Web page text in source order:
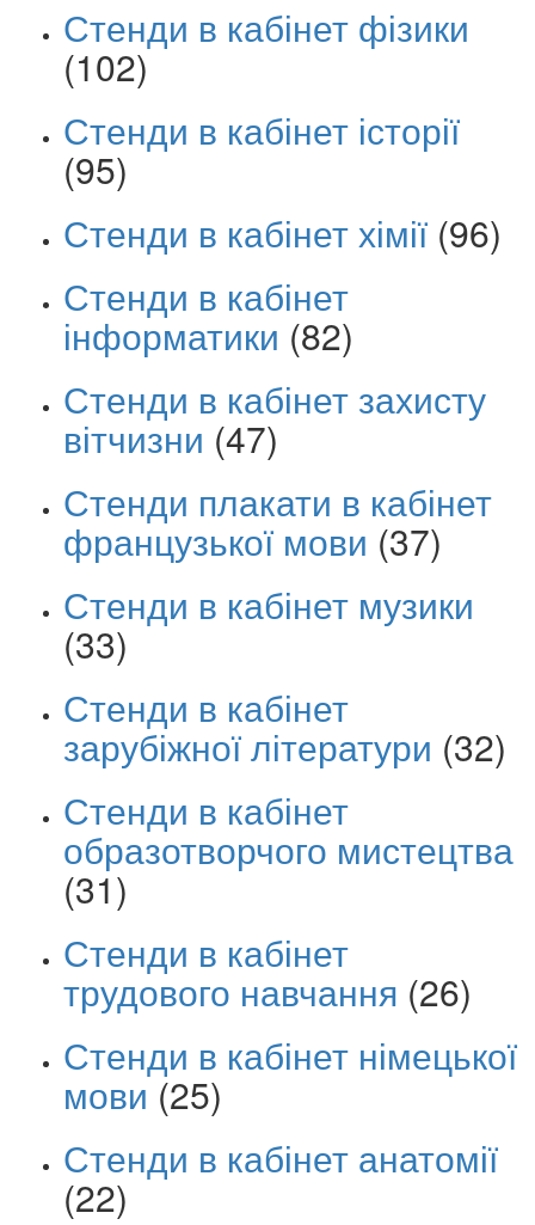
Стенди в кабінет фізики
(102)
Стенди в кабінет історії
(95)
Стенди в кабінет хімії (96)
Стенди в кабінет
інформатики (82)
Стенди в кабінет захисту
вітчизни (47)
Стенди плакати в кабінет
французької мови (37)
Стенди в кабінет музики
(33)
Стенди в кабінет
зарубіжної літератури (32)
Стенди в кабінет
образотворчого мистецтва
(31)
Стенди в кабінет
трудового навчання (26)
Стенди в кабінет німецької
мови (25)
Стенди в кабінет анатомії
(22)